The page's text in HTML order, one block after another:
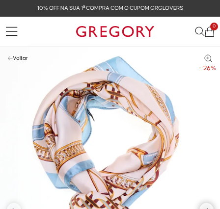
10% OFF NA SUA 1ª COMPRA COM O CUPOM GRGLOVERS
0
- 26%
Voltar